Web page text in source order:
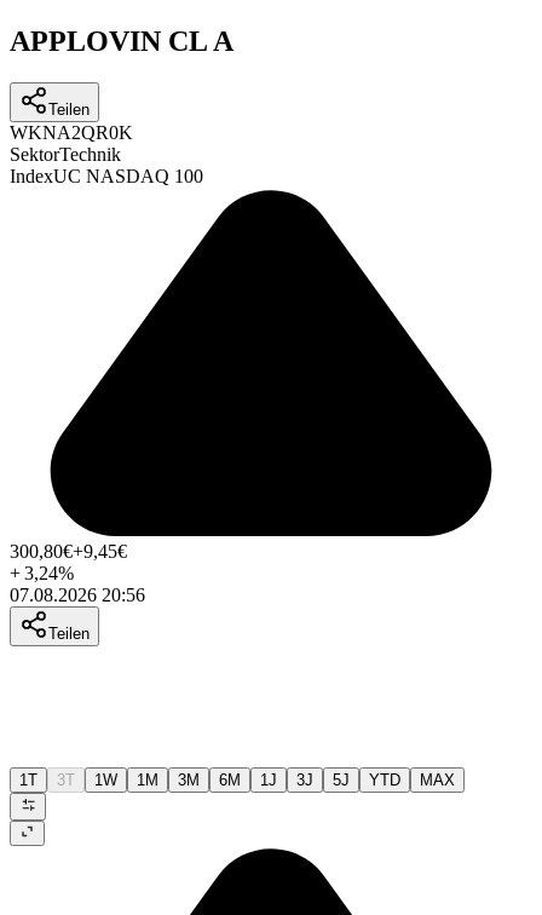
APPLOVIN CL A
Teilen
WKNA2QR0K
SektorTechnik
IndexUC NASDAQ 100
300,80€+9,45€
+3,24%
07.08.2026 20:56
Teilen
1T 3T 1W 1M 3M 6M 1J 3J 5J YTD MAX